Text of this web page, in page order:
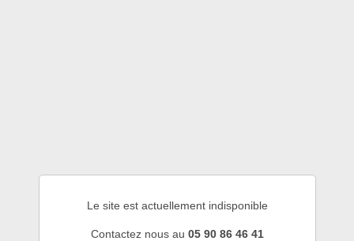
Le site est actuellement indisponible
Contactez nous au 05 90 86 46 41